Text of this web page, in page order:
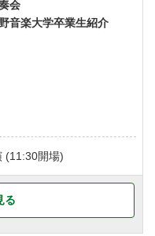
会
音楽大学卒業生紹介
(11:30開場)
る